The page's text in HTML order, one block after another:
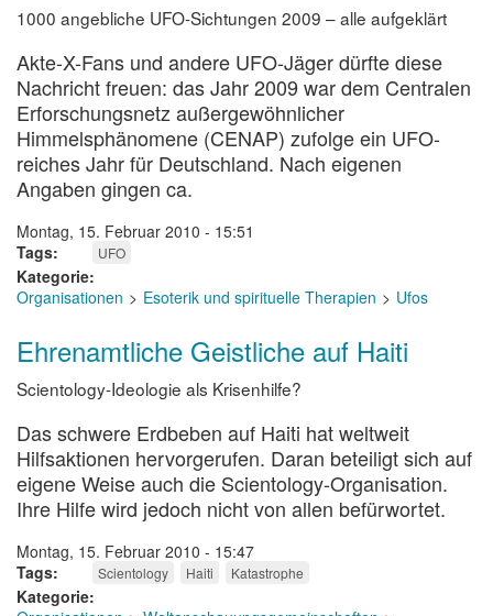
1000 angebliche UFO-Sichtungen 2009 – alle aufgeklärt
Akte-X-Fans und andere UFO-Jäger dürfte diese
Nachricht freuen: das Jahr 2009 war dem Centralen
Erforschungsnetz außergewöhnlicher
Himmelsphänomene (CENAP) zufolge ein UFO-
reiches Jahr für Deutschland. Nach eigenen
Angaben gingen ca.
Montag, 15. Februar 2010 - 15:51
Tags
UFO
Kategorie
Organisationen
Esoterik und spirituelle Therapien Ufos
Ehrenamtliche Geistliche auf Haiti
Scientology-Ideologie als Krisenhilfe?
Das schwere Erdbeben auf Haiti hat weltweit
Hilfsaktionen hervorgerufen. Daran beteiligt sich auf
eigene Weise auch die Scientology-Organisation.
Ihre Hilfe wird jedoch nicht von allen befürwortet.
Montag, 15. Februar 2010 - 15:47
Tags
Scientology Haiti Katastrophe
Kategorie